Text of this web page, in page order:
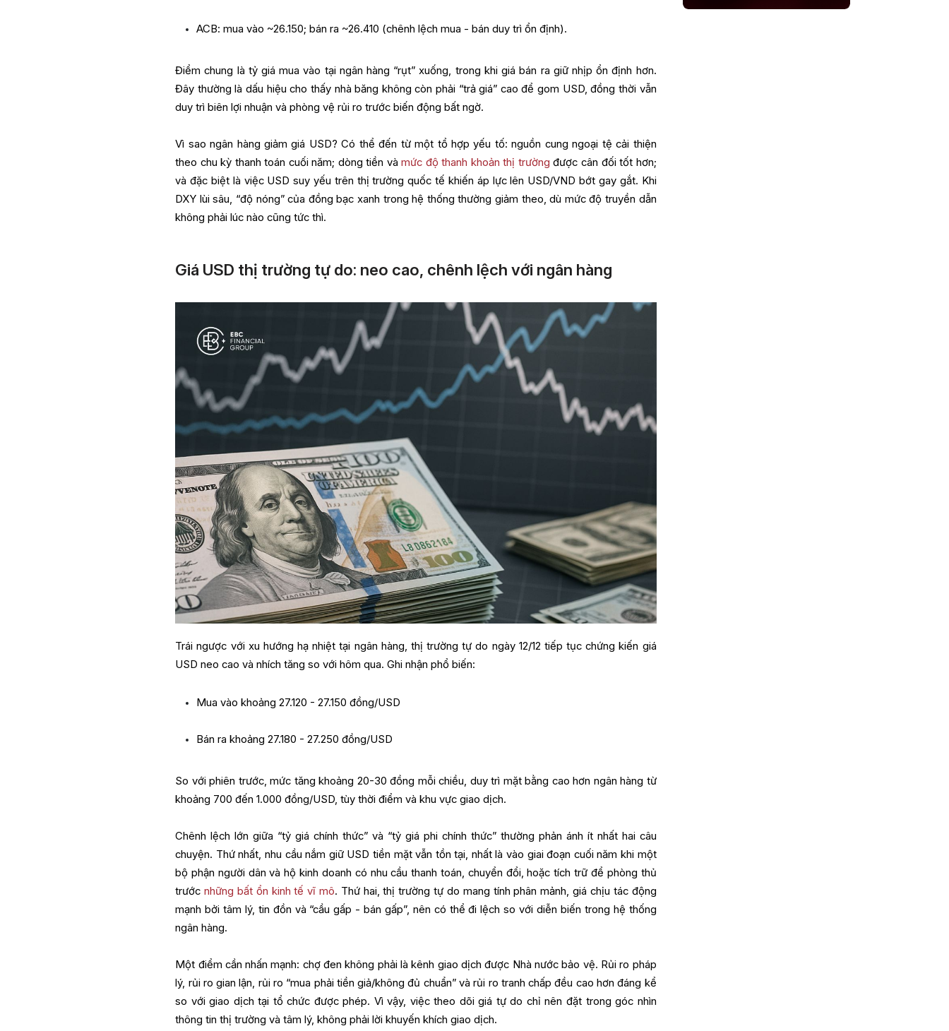
ACB: mua vào ~26.150; bán ra ~26.410 (chênh lệch mua - bán duy trì ổn định).
Điểm chung là tỷ giá mua vào tại ngân hàng “rụt” xuống, trong khi giá bán ra giữ nhịp ổn định hơn.
Đây thường là dấu hiệu cho thấy nhà băng không còn phải “trả giá” cao để gom USD, đồng thời vẫn
duy trì biên lợi nhuận và phòng vệ rủi ro trước biến động bất ngờ.
Vì sao ngân hàng giảm giá USD? Có thể đến từ một tổ hợp yếu tố: nguồn cung ngoại tệ cải thiện
theo chu kỳ thanh toán cuối năm; dòng tiền vàmức độ thanh khoản thị trường được cân đối tốt hơn;
và đặc biệt là việc USD suy yếu trên thị trường quốc tế khiến áp lực lên USD/VND bớt gay gắt. Khi
DXY lùi sâu, “độ nóng” của đồng bạc xanh trong hệ thống thường giảm theo, dù mức độ truyền dẫn
không phải lúc nào cũng tức thì.
Giá USD thị trường tự do: neo cao, chênh lệch với ngân hàng
Trái ngược với xu hướng hạ nhiệt tại ngân hàng, thị trường tự do ngày 12/12 tiếp tục chứng kiến giá
USD neo cao và nhích tăng so với hôm qua. Ghi nhận phổ biến:
Mua vào khoảng 27.120 - 27.150 đồng/USD
Bán ra khoảng 27.180 - 27.250 đồng/USD
So với phiên trước, mức tăng khoảng 20-30 đồng mỗi chiều, duy trì mặt bằng cao hơn ngân hàng từ
khoảng 700 đến 1.000 đồng/USD, tùy thời điểm và khu vực giao dịch.
Chênh lệch lớn giữa “tỷ giá chính thức” và “tỷ giá phi chính thức” thường phản ánh ít nhất hai câu
chuyện. Thứ nhất, nhu cầu nắm giữ USD tiền mặt vẫn tồn tại, nhất là vào giai đoạn cuối năm khi một
bộ phận người dân và hộ kinh doanh có nhu cầu thanh toán, chuyển đổi, hoặc tích trữ để phòng thủ
trướcnhững bất ổn kinh tế vĩ mô. Thứ hai, thị trường tự do mang tính phân mảnh, giá chịu tác động
mạnh bởi tâm lý, tin đồn và “cầu gấp - bán gấp”, nên có thể đi lệch so với diễn biến trong hệ thống
ngân hàng.
Một điểm cần nhấn mạnh: chợ đen không phải là kênh giao dịch được Nhà nước bảo vệ. Rủi ro pháp
lý, rủi ro gian lận, rủi ro “mua phải tiền giả/không đủ chuẩn” và rủi ro tranh chấp đều cao hơn đáng kể
so với giao dịch tại tổ chức được phép. Vì vậy, việc theo dõi giá tự do chỉ nên đặt trong góc nhìn
thông tin thị trường và tâm lý, không phải lời khuyến khích giao dịch.